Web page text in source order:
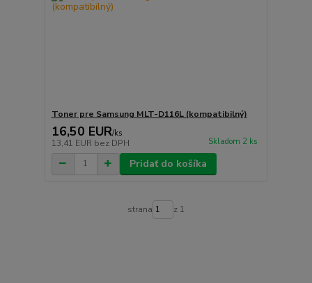
Toner pre Samsung MLT-D116L (kompatibilný)
16,50 EUR/ks
13,41 EUR bez DPH Skladom 2 ks
Pridať do košíka
strana z 1